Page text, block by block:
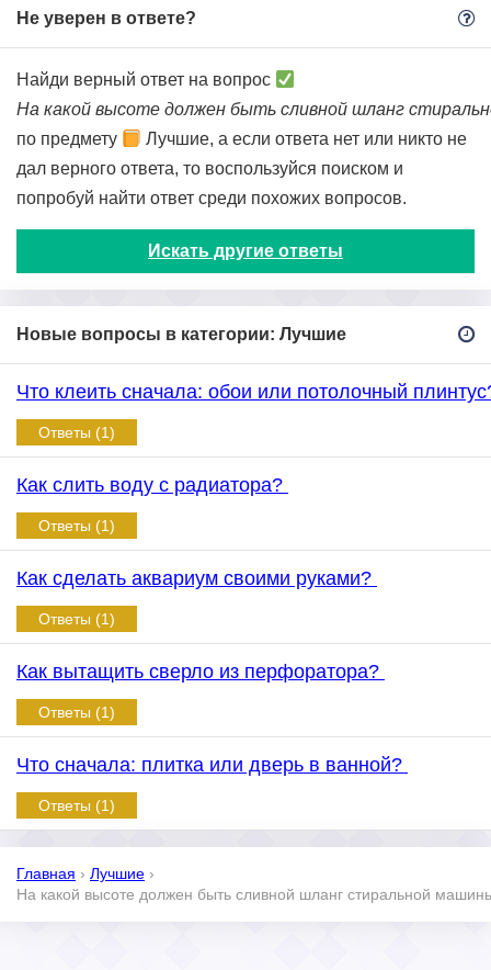
Не уверен в ответе?
Найди верный ответ на вопрос
На какой высоте должен быть сливной шланг
по предмету
Лучшие, а если ответа нет или никто не
дал верного ответа, то воспользуйся поиском и
попробуй найти ответ среди похожих вопросов.
Искать другие ответы
Новые вопросы в категории: Лучшие
Что клеить сначала: обои или потолочный
Ответы (1)
Как слить воду с радиатора?
Ответы (1)
Как сделать аквариум своими руками?
Ответы (1)
Как вытащить сверло из перфоратора?
Ответы (1)
Что сначала: плитка или дверь в ванной?
Ответы (1)
Главная › Лучшие ›
На какой высоте должен быть сливной шланг стиральной